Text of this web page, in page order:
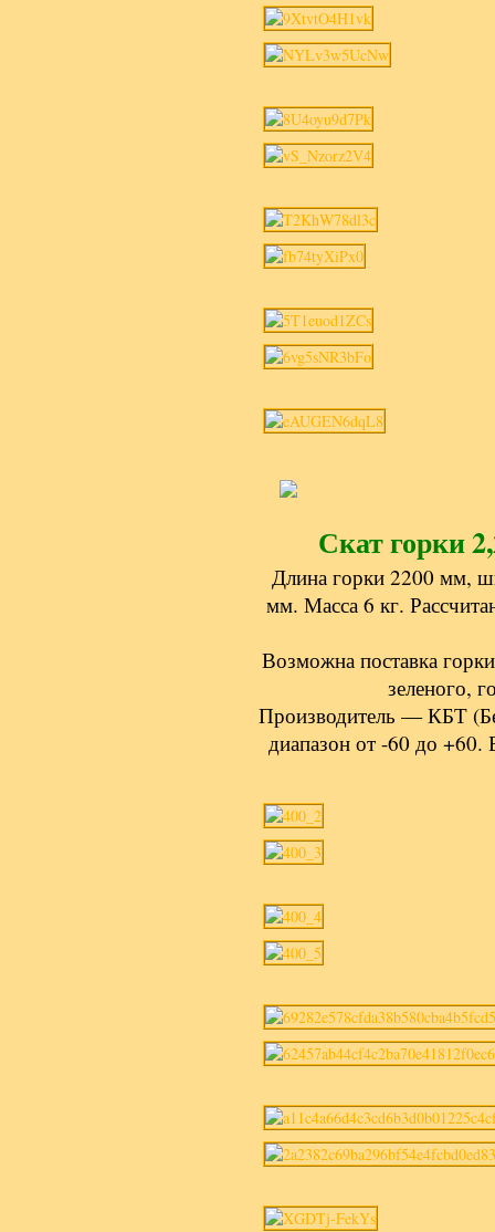
Скат горки
Длина горки 2200 мм,
мм. Масса 6 кг.
Возможна поставка
зеленого,
Производитель — КБТ
диапазон от -60 до +60.